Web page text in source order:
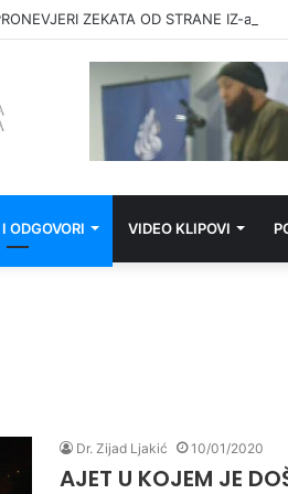
ZEKATA OD STRANE IZ-a
ODGOVORI VIDEO KLIPOVI
Dr. Zijad Ljakić 10/01/2020
AJET U KOJEM JE